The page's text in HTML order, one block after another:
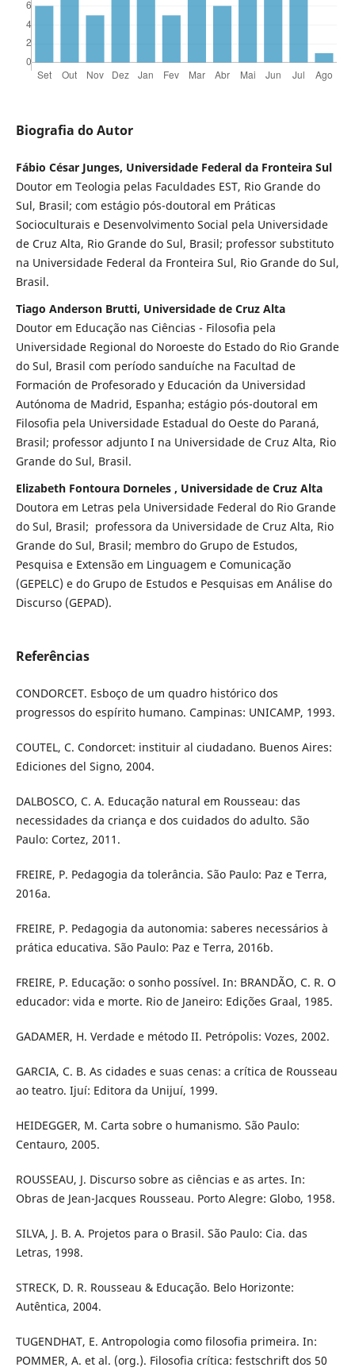
Biografia do Autor
Fábio César Junges, Universidade Federal da Fronteira Sul
Doutor em Teologia pelas Faculdades EST, Rio Grande do
Sul, Brasil; com estágio pós-doutoral em Práticas
Socioculturais e Desenvolvimento Social pela Universidade
de Cruz Alta, Rio Grande do Sul, Brasil; professor substituto
na Universidade Federal da Fronteira Sul, Rio Grande do Sul,
Brasil.
Tiago Anderson Brutti, Universidade de Cruz Alta
Doutor em Educação nas Ciências - Filosofia pela
Universidade Regional do Noroeste do Estado do Rio Grande
do Sul, Brasil com período sanduíche na Facultad de
Formación de Profesorado y Educación da Universidad
Autónoma de Madrid, Espanha; estágio pós-doutoral em
Filosofia pela Universidade Estadual do Oeste do Paraná,
Brasil; professor adjunto I na Universidade de Cruz Alta, Rio
Grande do Sul, Brasil.
Elizabeth Fontoura Dorneles , Universidade de Cruz Alta
Doutora em Letras pela Universidade Federal do Rio Grande
do Sul, Brasil; professora da Universidade de Cruz Alta, Rio
Grande do Sul, Brasil; membro do Grupo de Estudos,
Pesquisa e Extensão em Linguagem e Comunicação
(GEPELC) e do Grupo de Estudos e Pesquisas em Análise do
Discurso (GEPAD).
Referências
CONDORCET. Esboço de um quadro histórico dos
progressos do espírito humano. Campinas: UNICAMP, 1993.
COUTEL, C. Condorcet: instituir al ciudadano. Buenos Aires:
Ediciones del Signo, 2004.
DALBOSCO, C. A. Educação natural em Rousseau: das
necessidades da criança e dos cuidados do adulto. São
Paulo: Cortez, 2011.
FREIRE, P. Pedagogia da tolerância. São Paulo: Paz e Terra,
2016a.
FREIRE, P. Pedagogia da autonomia: saberes necessários à
prática educativa. São Paulo: Paz e Terra, 2016b.
FREIRE, P. Educação: o sonho possível. In: BRANDÃO, C. R. O
educador: vida e morte. Rio de Janeiro: Edições Graal, 1985.
GADAMER, H. Verdade e método II. Petrópolis: Vozes, 2002.
GARCIA, C. B. As cidades e suas cenas: a crítica de Rousseau
ao teatro. Ijuí: Editora da Unijuí, 1999.
HEIDEGGER, M. Carta sobre o humanismo. São Paulo:
Centauro, 2005.
ROUSSEAU, J. Discurso sobre as ciências e as artes. In:
Obras de Jean-Jacques Rousseau. Porto Alegre: Globo, 1958.
SILVA, J. B. A. Projetos para o Brasil. São Paulo: Cia. das
Letras, 1998.
STRECK, D. R. Rousseau & Educação. Belo Horizonte:
Autêntica, 2004.
TUGENDHAT, E. Antropologia como filosofia primeira. In:
POMMER, A. et al. (org.). Filosofia crítica: festschrift dos 50